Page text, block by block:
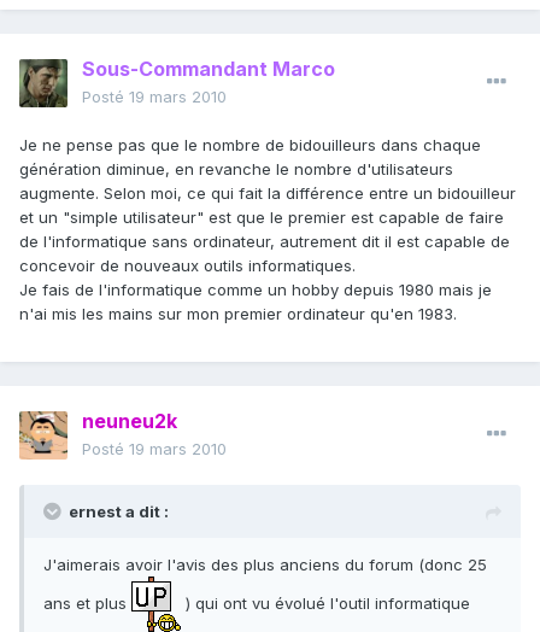
Sous-Commandant Marco
Posté 19 mars 2010
Je ne pense pas que le nombre de bidouilleurs dans chaque
génération diminue, en revanche le nombre d'utilisateurs
augmente. Selon moi, ce qui fait la différence entre un bidouilleur
et un "simple utilisateur" est que le premier est capable de faire
de l'informatique sans ordinateur, autrement dit il est capable de
concevoir de nouveaux outils informatiques.
Je fais de l'informatique comme un hobby depuis 1980 mais je
n'ai mis les mains sur mon premier ordinateur qu'en 1983.
neuneu2k
Posté 19 mars 2010
ernest a dit :
J'aimerais avoir l'avis des plus anciens du forum (donc 25
ans et plus
) qui ont vu évolué l'outil informatique